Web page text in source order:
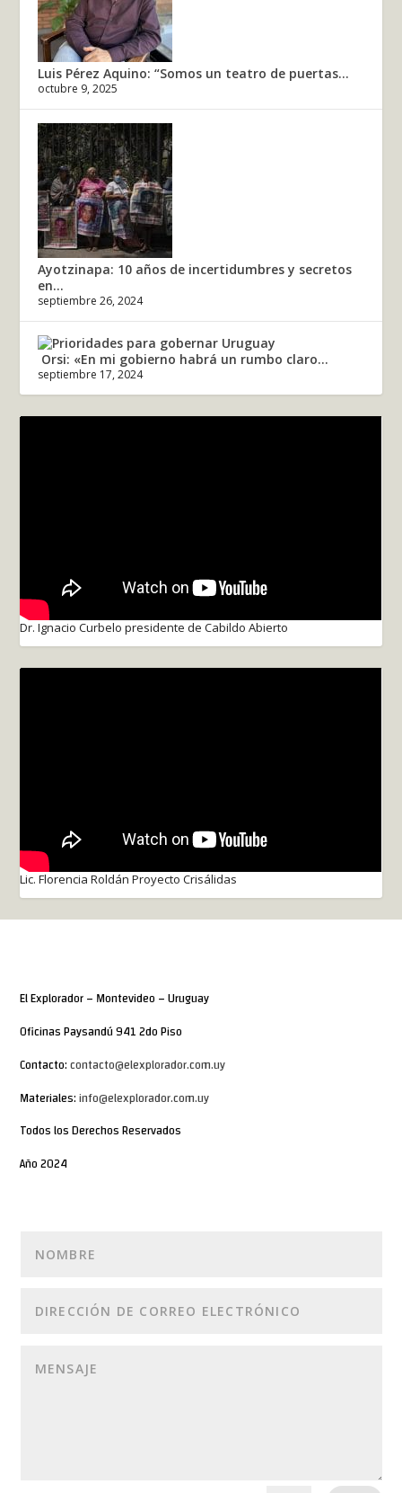
Luis Pérez Aquino: “Somos un teatro de puertas...
octubre 9, 2025
Ayotzinapa: 10 años de incertidumbres y secretos
en...
septiembre 26, 2024
Orsi: «En mi gobierno habrá un rumbo claro...
septiembre 17, 2024
Dr. Ignacio Curbelo presidente de Cabildo Abierto
Lic. Florencia Roldán Proyecto Crisálidas
El Explorador – Montevideo – Uruguay
Oficinas Paysandú 941 2do Piso
Contacto:contacto@elexplorador.com.uy
Materiales:info@elexplorador.com.uy
Todos los Derechos Reservados
Año 2024